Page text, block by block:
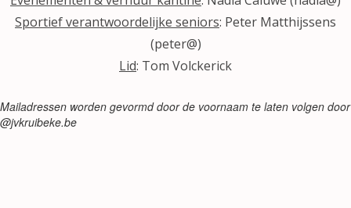
Sportief verantwoordelijke seniors: Peter Matthijssens
(peter@)
Lid: Tom Volckerick
Mailadressen worden gevormd door de voornaam te laten volgen door
@jvkruibeke.be